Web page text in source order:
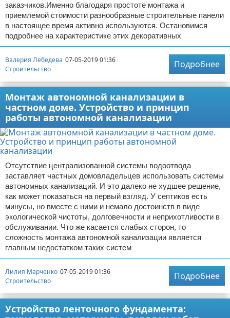
заказчиков.Именно благодаря простоте монтажа и
приемлемой стоимости разнообразные строительные панели
в настоящее время активно используются. Остановимся
подробнее на характеристике этих декоративных
Валерия Лебедева 07-05-2019 01:36
Строительство
Подробнее
Монтаж автономной канализации в
частном доме. Устройство и принцип
работы автономной канализации
Отсутствие централизованной системы водоотвода
заставляет частных домовладельцев использовать системы
автономных канализаций. И это далеко не худшее решение,
как может показаться на первый взгляд. У септиков есть
минусы, но вместе с ними и немало достоинств в виде
экологической чистоты, долговечности и неприхотливости в
обслуживании. Что же касается слабых сторон, то
сложность монтажа автономной канализации является
главным недостатком таких систем
Лилия Марченко 07-05-2019 01:36
Строительство
Подробнее
Устройство ленточного фундамента: